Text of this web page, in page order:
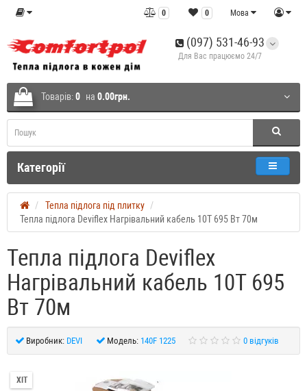
Мова
0
0
(097) 531-46-93
Для Вас працюємо 24/7
Товарів:0 на 0.00грн.
Категорії
Тепла підлога під плитку
Тепла підлога Deviflex Нагрівальний кабель 10T 695 Вт 70м
Тепла підлога Deviflex
Нагрівальний кабель 10T 695
Вт 70м
Виробник: DEVI Модель: 140F 1225 0 відгуків
ХІТ